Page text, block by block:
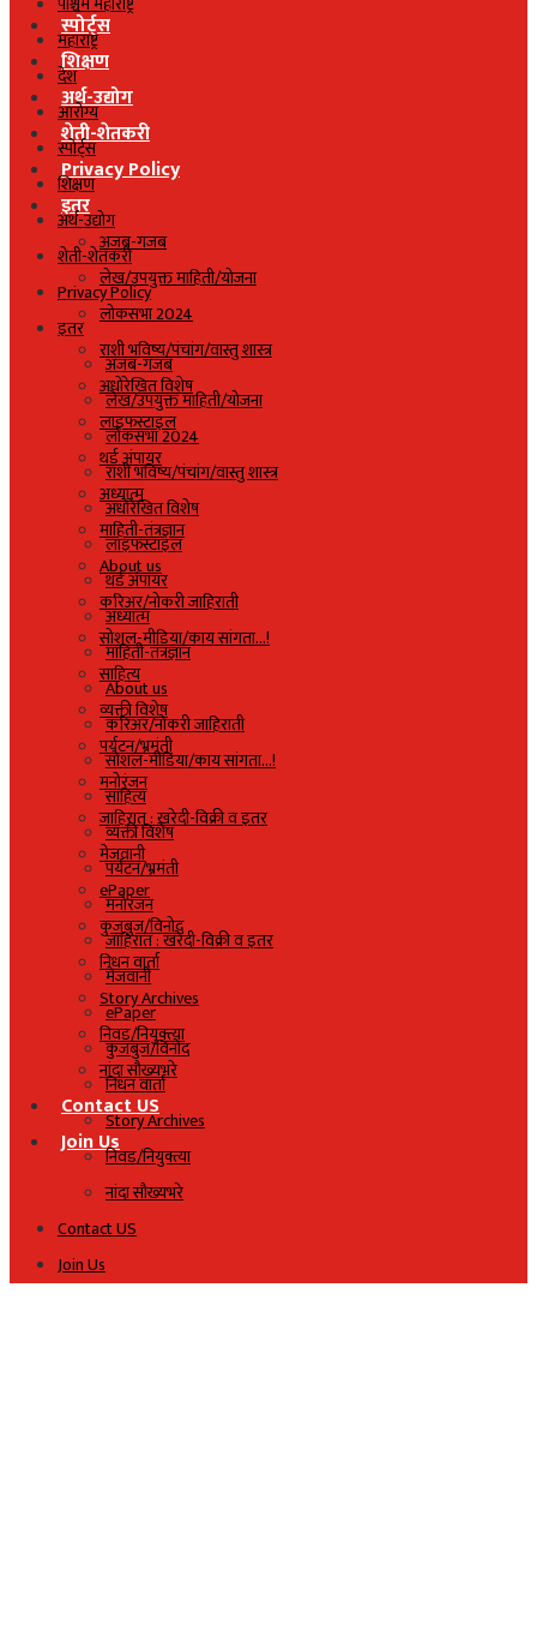
स्पोर्ट्स
शिक्षण
अर्थ-उद्योग
शेती-शेतकरी
Privacy Policy
इतर
अजब-गजब
लेख/उपयुक्त माहिती/योजना
लोकसभा 2024
राशी भविष्य/पंचांग/वास्तु शास्त्र
अधोरेखित विशेष
लाइफस्टाइल
थर्ड अंपायर
अध्यात्म
माहिती-तंत्रज्ञान
About us
करिअर/नोकरी जाहिराती
सोशल-मीडिया/काय सांगता…!
साहित्य
व्यक्ती विशेष
पर्यटन/भ्रमंती
मनोरंजन
जाहिरात : खरेदी-विक्री व इतर
मेजवानी
ePaper
कुजबुज/विनोद
निधन वार्ता
Story Archives
निवड/नियुक्त्या
नांदा सौख्यभरे
Contact US
Join Us
महाराष्ट्र
देश
आरोग्य
स्पोर्ट्स
शिक्षण
अर्थ-उद्योग
शेती-शेतकरी
Privacy Policy
इतर
अजब-गजब
लेख/उपयुक्त माहिती/योजना
लोकसभा 2024
राशी भविष्य/पंचांग/वास्तु शास्त्र
अधोरेखित विशेष
लाइफस्टाइल
थर्ड अंपायर
अध्यात्म
माहिती-तंत्रज्ञान
About us
करिअर/नोकरी जाहिराती
सोशल-मीडिया/काय सांगता…!
साहित्य
व्यक्ती विशेष
पर्यटन/भ्रमंती
मनोरंजन
जाहिरात : खरेदी-विक्री व इतर
मेजवानी
ePaper
कुजबुज/विनोद
निधन वार्ता
Story Archives
निवड/नियुक्त्या
नांदा सौख्यभरे
Contact US
Join Us